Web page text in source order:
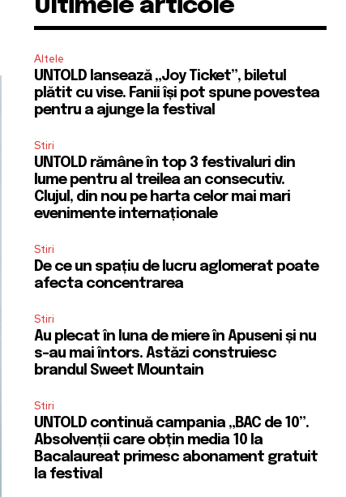
Ultimele articole
Altele
UNTOLD lansează „Joy Ticket”, biletul
plătit cu vise. Fanii își pot spune povestea
pentru a ajunge la festival
Stiri
UNTOLD rămâne în top 3 festivaluri din
lume pentru al treilea an consecutiv.
Clujul, din nou pe harta celor mai mari
evenimente internaționale
Stiri
De ce un spațiu de lucru aglomerat poate
afecta concentrarea
Stiri
Au plecat în luna de miere în Apuseni și nu
s-au mai întors. Astăzi construiesc
brandul Sweet Mountain
Stiri
UNTOLD continuă campania „BAC de 10”.
Absolvenții care obțin media 10 la
Bacalaureat primesc abonament gratuit
la festival